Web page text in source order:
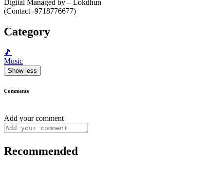
Digital Managed by – Lokdhun
(Contact -9718776677)
Category
🎵
Music
Show less
Comments
Add your comment
Recommended